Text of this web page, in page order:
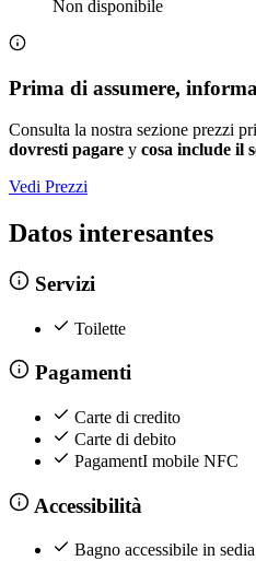
Non disponibile
Prima di assumere,
Consulta la nostra sezione prezzi
dovresti pagare y cosa include il
Vedi Prezzi
Datos interesantes
Servizi
Toilette
Pagamenti
Carte di credito
Carte di debito
PagamentI mobile NFC
Accessibilità
Bagno accessibile in